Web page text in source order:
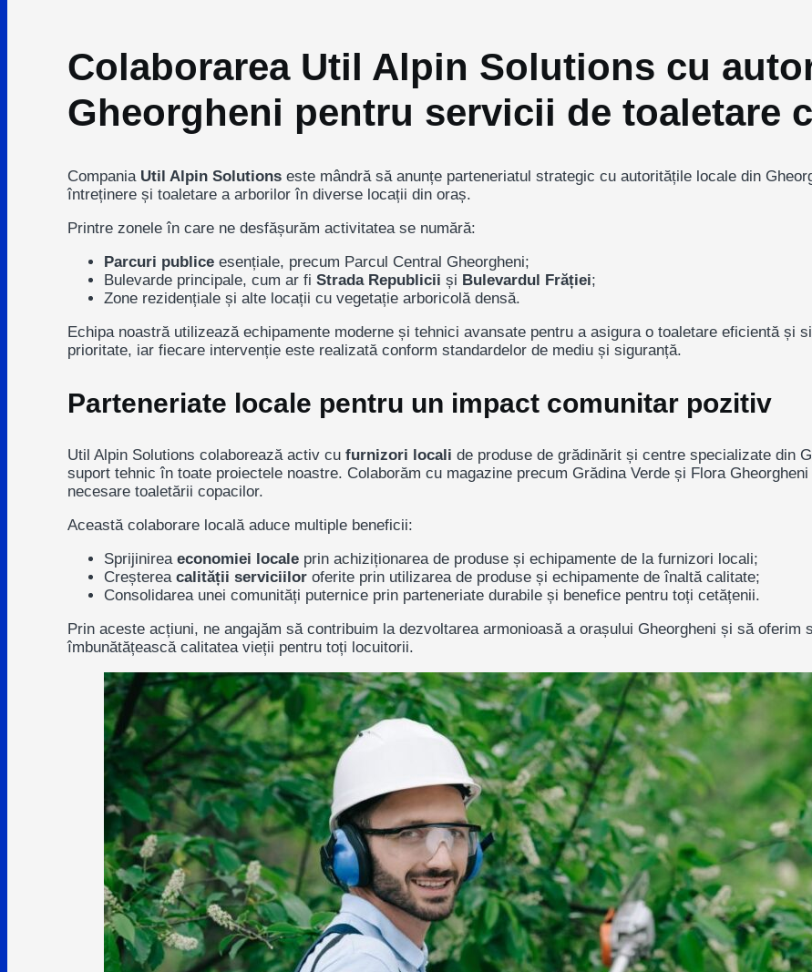
Colaborarea Util Alpin Solutions cu
Gheorgheni pentru servicii de toaletare
Compania Util Alpin Solutions este mândră să anunțe parteneriatul strategic cuautoritățile locale din
întreținere și toaletare a arborilor în diverse locații din oraș.
Printre zonele în care ne desfășurăm activitatea se numără:
Parcuri publice esențiale, precum Parcul Central Gheorgheni;
Bulevarde principale, cum ar fiStrada Republicii și Bulevardul Frăției;
Zone rezidențiale și alte locații cu vegetație arboricolă densă.
Echipa noastră utilizează echipamente moderne și tehnici avansate pentru a asigura o toaletare eficientă și
prioritate, iar fiecare intervenție este realizată conform standardelor de mediu și siguranță.
Parteneriate locale pentru un impact comunitar pozitiv
Util Alpin Solutions colaborează activ cufurnizori locali de produse de grădinărit și centre specializate din
suport tehnic în toate proiectele noastre. Colaborăm cu magazine precum Grădina Verde și Flora Gheorgheni
necesare toaletării copacilor.
Această colaborare locală aduce multiple beneficii:
Sprijinireaeconomiei locale prin achiziționarea de produse și echipamente de la furnizori locali;
Creștereacalității serviciilor oferite prin utilizarea de produse și echipamente de înaltă calitate;
Consolidarea unei comunități puternice prin parteneriate durabile și benefice pentru toți cetățenii.
Prin aceste acțiuni, ne angajăm să contribuim la dezvoltarea armonioasă a orașului Gheorgheni și să
îmbunătățească calitatea vieții pentru toți locuitorii.